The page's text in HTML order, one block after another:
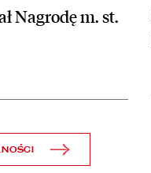
Nagrodę m. st.